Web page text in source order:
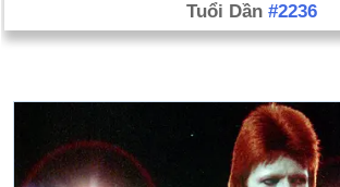
Tuổi Dần #2236